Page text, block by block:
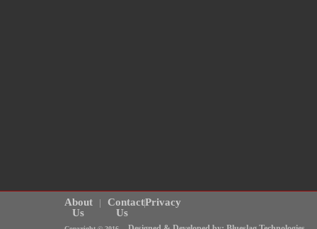
Privacy
Contact
Us
About
Us